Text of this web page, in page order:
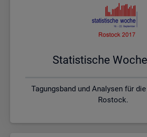
Sta­tis­ti­sche
Tagungsband und Analysen für
Rostock.